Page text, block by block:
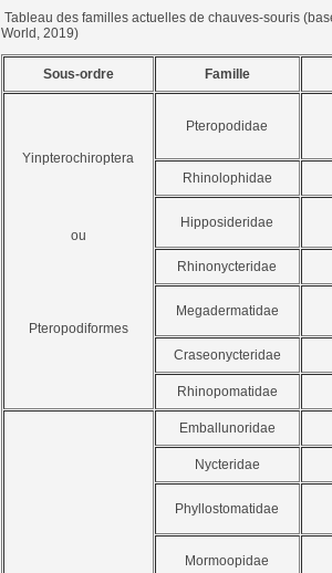
Tableau des familles actuelles de chauves-souris
World, 2019)
Sous-ordre Famille
Yinpterochiroptera
ou
Pteropodiformes
Pteropodidae
Rhinolophidae
Hipposideridae
Rhinonycteridae
Megadermatidae
Craseonycteridae
Rhinopomatidae
Emballunoridae
Nycteridae
Phyllostomatidae
Mormoopidae